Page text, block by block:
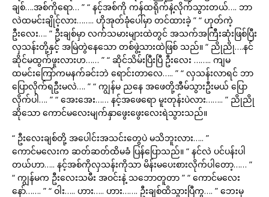
ချစ်….အစ်ကိုရော… ” “ နင့်အစ်ကို ကန်ထရိုက်နဲ့လိုက်သွားတယ်…. ဘာ
လဲထမင်းချိုင့်လား…….. ဟိုအုတ်ခုံပေါ်မှာ တင်ထားခဲ့ ” “ ဟုတ်ကဲ့
ဦးလေး…. ” ဦးချစ်မှာ လက်သမားများထဲတွင် အသက်အကြီးဆုံးဖြစ်ပြီး
လှသန်းတို့နှင့် အမြဲတွဲနေသော တစ်ဖွဲ့သားထဲဖြစ် သည်။ “ ညိုညို….နင်
ဆိုင်မထွက်ဖူးလားဟ…… ” “ ဆိုင်သိမ်းပြီးပြီ ဦးလေး …….. ကျမ
ထမင်းကြော်ကမနက်ခင်းဘဲ ရောင်းတာလေ….. ” “ လှသန်းလာရင် ဘာ
ပြောလိုက်ရဦးမလဲ…. ” “ ကျွန်မ ညနေ အဖေတို့အီမ်သွားဦးမယ် ပြော
လိုက်ပါ…. ” “ အေးအေး…… နင့်အဖေရော မူးတုန်းပဲလား…….. ” ညိုညို
ဆိုသော ကောင်မလေးမျက်နှာဖွေးဖွေးလေးရဲသွားသည်။
“ ဦးလေးချစ်တို့ အပေါင်းအသင်းတွေပဲ မသိဘူးလား….. ”
ကောင်မလေးက ဆတ်ဆတ်ထိမခံ ပြန်ပြောသည်။ “ နင်လဲ ပင်ပန်းပါ
တယ်ဟာ….. နင့်အစ်ကိုလှသန်းကိုသာ မိန်းမပေးစားလိုက်ပါတော့…… ”
“ ကျွန်မက ဦးလေးသမီး အဝင်းနဲ့ သဘောတူတာ ” “ ကောင်မလေး
နော်……. ” “ ဝါး….. ဟား….. ဟား……. ဦးချစ်ထိသွားပြီကွ…. ” ဘေးမှ